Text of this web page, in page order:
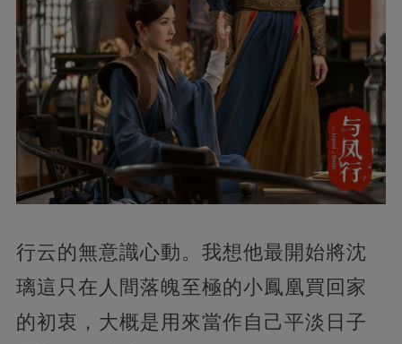
行云的無意識心動。我想他最開始將沈
璃這只在人間落魄至極的小鳳凰買回家
的初衷，大概是用來當作自己平淡日子